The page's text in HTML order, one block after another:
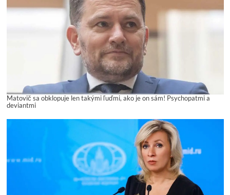
Matovič sa obklopuje len takými ľuďmi, ako je on sám! Psychopatmi a
deviantmi